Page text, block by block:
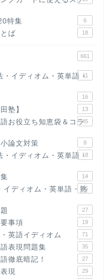
特集 6
ば 18
661
イディオム・英単語・
11
16
塾】 13
お役立ち知恵袋＆コラ45
論文対策 8
イディオム・英単語・
18
14
ディオム・英単語・熟
15
27
事項 19
英語イディオム 71
表現問題集 35
徹底暗記！ 27
現 29